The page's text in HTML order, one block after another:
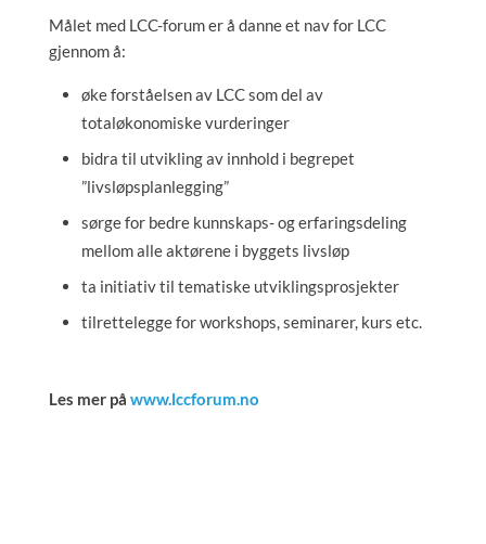
Målet med LCC-forum er å danne et nav for LCC
gjennom å:
øke forståelsen av LCC som del av
totaløkonomiske vurderinger
bidra til utvikling av innhold i begrepet
”livsløpsplanlegging”
sørge for bedre kunnskaps- og erfaringsdeling
mellom alle aktørene i byggets livsløp
ta initiativ til tematiske utviklingsprosjekter
tilrettelegge for workshops, seminarer, kurs etc.
Les mer på www.lccforum.no